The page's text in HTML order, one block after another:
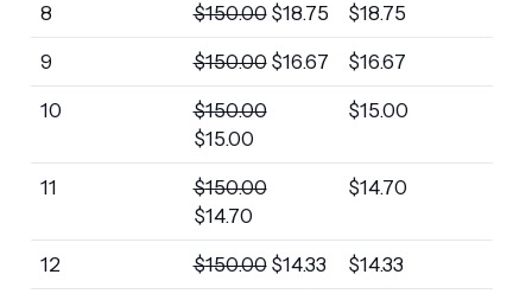
8 $150.00 $18.75 $18.75
9 $150.00 $16.67 $16.67
10 $150.00
$15.00
$15.00
11 $150.00
$14.70
$14.70
12 $150.00 $14.33 $14.33